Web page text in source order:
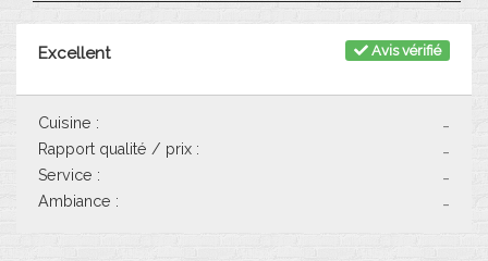
Avis vérifié
Excellent
-
Cuisine :
-
Rapport qualité / prix :
-
Service :
-
Ambiance :